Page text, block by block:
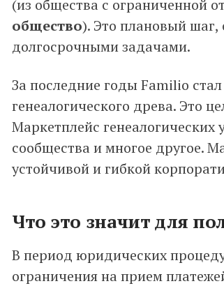
(из общества с ограниченной
общество). Это плановый
долгосрочными задачами.
За последние годы Familio
генеалогического древа. Это
Маркетплейс генеалогических
сообщества и многое другое.
устойчивой и гибкой
Что это значит для
В период юридических
ограничения на прием